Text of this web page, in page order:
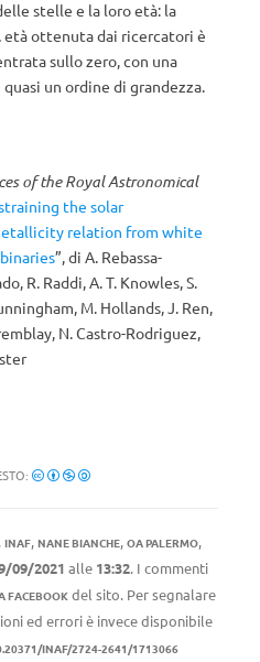
stelle e la loro età: la
età ottenuta dai ricercatori è
sullo zero, con una
un ordine di grandezza.
of the Royal Astronomical
the solar
relation from white
”, di A. Rebassa-
R. Raddi, A. T. Knowles, S.
M. Hollands, J. Ren,
N. Castro-Rodriguez,
, INAF, NANE BIANCHE, OA PALERMO,
09/2021 alle 13:32. I commenti
FACEBOOK del sito. Per segnalare
ed errori è invece disponibile
INAF/2724-2641/1713066